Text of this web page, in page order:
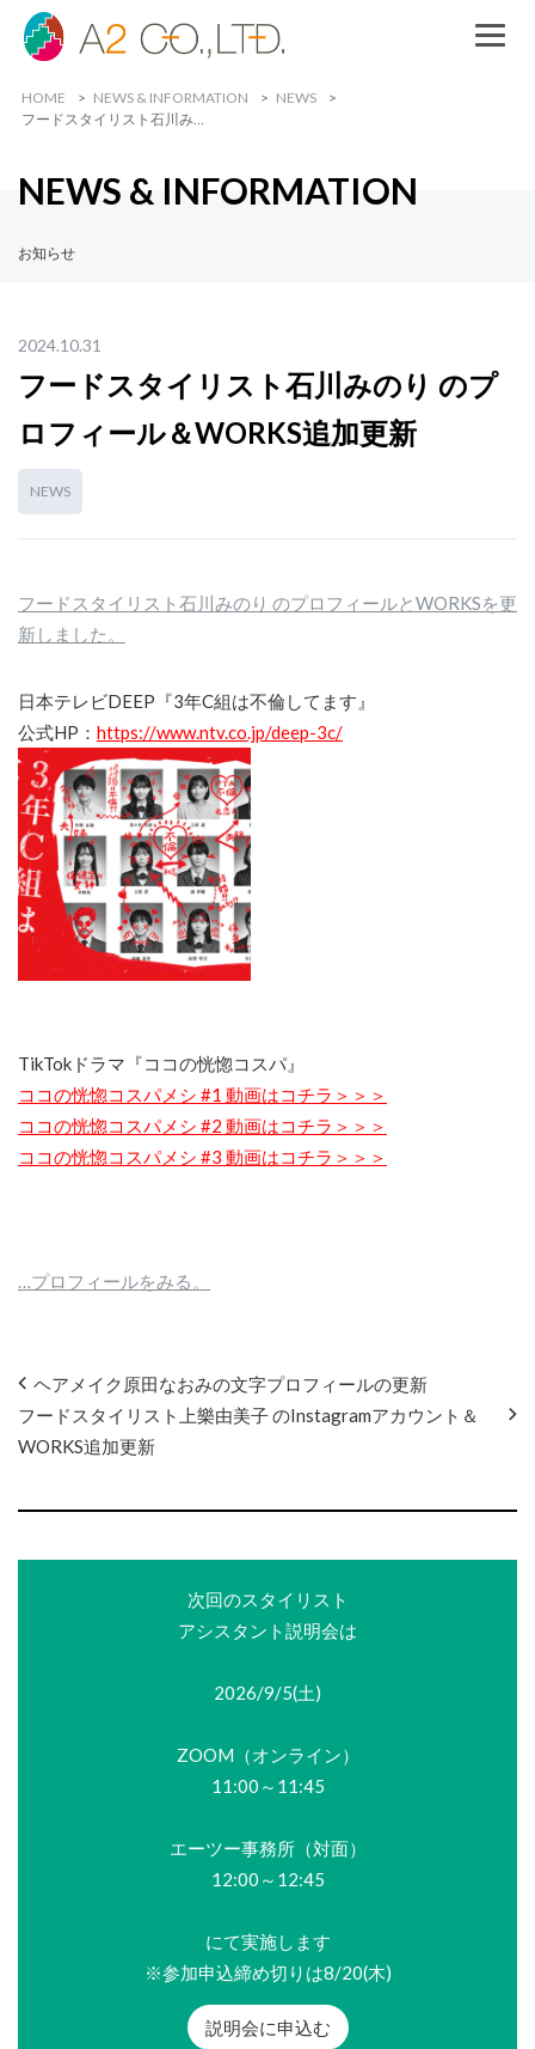
HOME NEWS & INFORMATION
NEWS
フードスタイリスト石川み…
NEWS & INFORMATION
お知らせ
2024.10.31
フードスタイリスト石川みのり のプ
ロフィール＆WORKS追加更新
NEWS
フードスタイリスト石川みのり のプロフィールとWORKSを更
新しました。
日本テレビDEEP『3年C組は不倫してます』
公式HP： https://www.ntv.co.jp/deep-3c/
TikTokドラマ『ココの恍惚コスパ』
ココの恍惚コスパメシ #1 動画はコチラ＞＞＞
ココの恍惚コスパメシ #2 動画はコチラ＞＞＞
ココの恍惚コスパメシ #3 動画はコチラ＞＞＞
…プロフィールをみる。
ヘアメイク原田なおみの文字プロフィールの更新
フードスタイリスト上樂由美子 のInstagramアカウント＆
WORKS追加更新
次回のスタイリスト
アシスタント説明会は
2026/9/5(土)
ZOOM（オンライン）
11:00～11:45
エーツー事務所（対面）
12:00～12:45
にて実施します
※参加申込締め切りは8/20(木)
説明会に申込む